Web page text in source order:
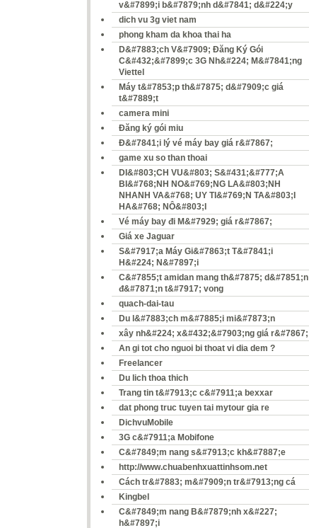
v&#7899;i b&#7879;nh d&#7841; d&#224;y
dich vu 3g viet nam
phong kham da khoa thai ha
D&#7883;ch V&#7909; Đăng Ký Gói
C&#432;&#7899;c 3G Nh&#224; M&#7841;ng
Viettel
Máy t&#7853;p th&#7875; d&#7909;c giá
t&#7889;t
camera mini
Đăng ký gói miu
Đ&#7841;i lý vé máy bay giá r&#7867;
game xu so than thoai
DI&#803;CH VU&#803; S&#431;&#777;A
BI&#768;NH NO&#769;NG LA&#803;NH
NHANH VA&#768; UY TI&#769;N TA&#803;I
HA&#768; NÔ&#803;I
Vé máy bay đi M&#7929; giá r&#7867;
Giá xe Jaguar
S&#7917;a Máy Gi&#7863;t T&#7841;i
H&#224; N&#7897;i
C&#7855;t amidan mang th&#7875; d&#7851;n
đ&#7871;n t&#7917; vong
quach-dai-tau
Du l&#7883;ch m&#7885;i mi&#7873;n
xây nh&#224; x&#432;&#7903;ng giá r&#7867;
An gi tot cho nguoi bi thoat vi dia dem ?
Freelancer
Du lich thoa thich
Trang tin t&#7913;c c&#7911;a bexxar
dat phong truc tuyen tai mytour gia re
DichvuMobile
3G c&#7911;a Mobifone
C&#7849;m nang s&#7913;c kh&#7887;e
http://www.chuabenhxuattinhsom.net
Cách tr&#7883; m&#7909;n tr&#7913;ng cá
Kingbel
C&#7849;m nang B&#7879;nh x&#227;
h&#7897;i